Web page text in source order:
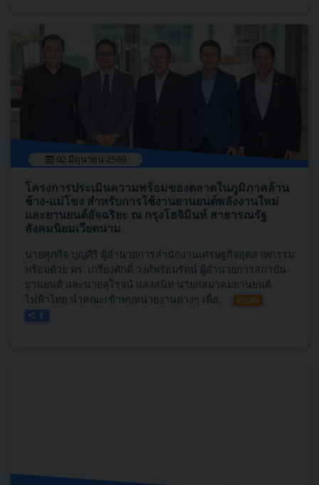
02 มิถุนายน 2569
โครงการประเมินความพร้อมของตลาดในภูมิภาคล้าน
ช้าง-แม่โขง สำหรับการใช้งานยานยนต์พลังงานใหม่
และยานยนต์อัจฉริยะ ณ กรุงโฮจิมินห์ สาธารณรัฐ
สังคมนิยมเวียดนาม
นายศุภกิจ บุญศิริ ผู้อำนวยการสำนักงานเศรษฐกิจอุตสาหกรรม
พร้อมด้วย ดร. เกรียงศักดิ์ วงศ์พร้อมรัตน์ ผู้อำนวยการสถาบัน
ยานยนต์ และนายสุโรจน์ แสงสนิท นายกสมาคมยานยนต์
ไฟฟ้าไทย นำคณะเข้าพบหน่วยงานต่างๆ เพื่อ...
อ่านต่อ